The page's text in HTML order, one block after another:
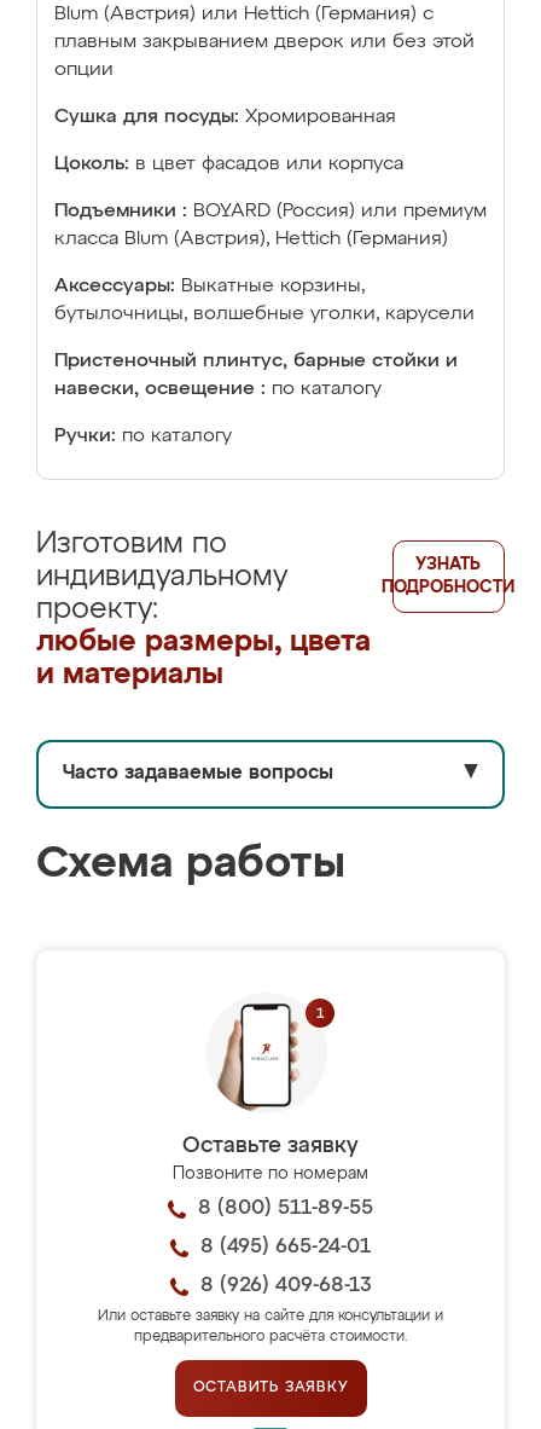
Blum (Австрия) или Hettich (Германия) с
плавным закрыванием дверок или без этой
опции
Сушка для посуды: Хромированная
Цоколь: в цвет фасадов или корпуса
Подъемники : BOYARD (Россия) или премиум
класса Blum (Австрия), Hettich (Германия)
Аксессуары: Выкатные корзины,
бутылочницы, волшебные уголки, карусели
Пристеночный плинтус, барные стойки и
навески, освещение : по каталогу
Ручки: по каталогу
Изготовим по
индивидуальному
проекту:
любые размеры, цвета
и материалы
УЗНАТЬ
ПОДРОБНОСТИ
Часто задаваемые вопросы ▼
Схема работы
Оставьте заявку
Позвоните по номерам
8 (800) 511-89-55
8 (495) 665-24-01
8 (926) 409-68-13
Или оставьте заявку на сайте для консультации и
предварительного расчёта стоимости.
ОСТАВИТЬ ЗАЯВКУ